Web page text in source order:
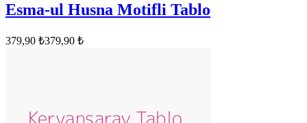
Esma-ul Husna Motifli Tablo
379,90 ₺379,90 ₺